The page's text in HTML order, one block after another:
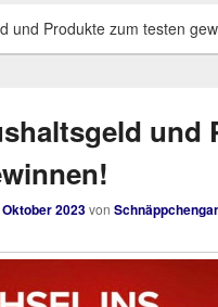
und Produkte zum testen
und
2023von